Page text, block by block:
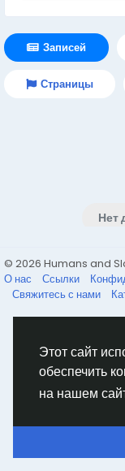
Этот сайт
обеспечить
на нашем
Записей
Страницы
Нет
© 2026 Humans and
О нас
Ссылки
Свяжитесь с нами